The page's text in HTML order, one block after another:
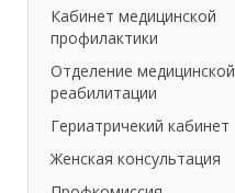
Кабинет медицинской
профилактики
Отделение медицинской
реабилитации
Гериатричекий кабинет
Женская консультация